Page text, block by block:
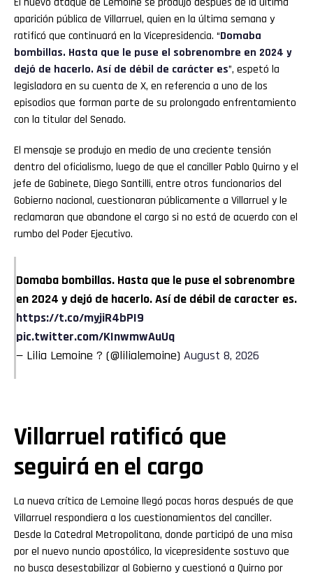
aparición pública de Villarruel, quien en la última semana y
ratificó que continuará en la Vicepresidencia. “Domaba
bombillas. Hasta que le puse el sobrenombre en 2024 y
dejó de hacerlo. Así de débil de carácter es”, espetó la
legisladora en su cuenta de X, en referencia a uno de los
episodios que forman parte de su prolongado enfrentamiento
con la titular del Senado.
El mensaje se produjo en medio de una creciente tensión
dentro del oficialismo, luego de que el canciller Pablo Quirno y el
jefe de Gabinete, Diego Santilli, entre otros funcionarios del
Gobierno nacional, cuestionaran públicamente a Villarruel y le
reclamaran que abandone el cargo si no está de acuerdo con el
rumbo del Poder Ejecutivo.
Domaba bombillas. Hasta que le puse el sobrenombre
en 2024 y dejó de hacerlo. Así de débil de caracter es.
https://t.co/myjiR4bPI9
pic.twitter.com/KInwmwAuUq
— Lilia Lemoine ? (@lilialemoine) August 8, 2026
Villarruel ratificó que
seguirá en el cargo
La nueva crítica de Lemoine llegó pocas horas después de que
Villarruel respondiera a los cuestionamientos del canciller.
Desde la Catedral Metropolitana, donde participó de una misa
por el nuevo nuncio apostólico, la vicepresidente sostuvo que
no busca desestabilizar al Gobierno y cuestionó a Quirno por